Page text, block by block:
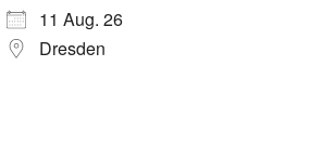
11 Aug. 26
Dresden